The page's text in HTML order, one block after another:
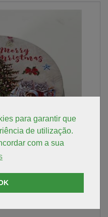
para garantir que
de utilização.
com a sua